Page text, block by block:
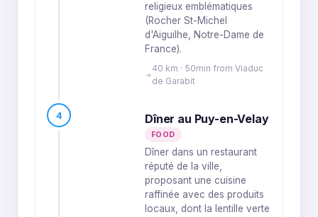
religieux emblématiques
(Rocher St-Michel
d'Aiguilhe, Notre-Dame de
France).
40 km · 50min from Viaduc
de Garabit
4 Dîner au Puy-en-Velay
FOOD
Dîner dans un restaurant
réputé de la ville,
proposant une cuisine
raffinée avec des produits
locaux, dont la lentille verte